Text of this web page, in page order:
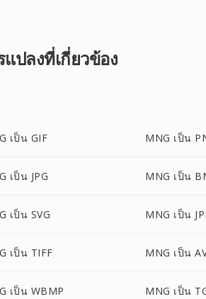
แปลงที่เกี่ยวข้อง
เป็น GIF MNG เป็น
เป็น JPG MNG เป็น
เป็น SVG MNG เป็น
เป็น TIFF MNG เป็น
เป็น WBMP MNG เป็น